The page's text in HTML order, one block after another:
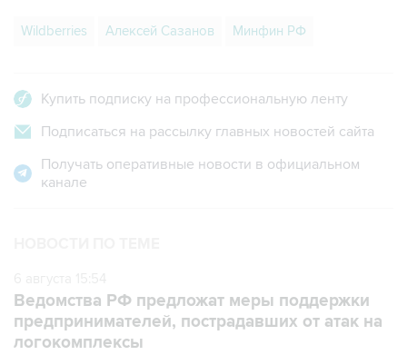
Wildberries Алексей Сазанов Минфин РФ
Купить подписку на профессиональную ленту
Подписаться на рассылку главных новостей сайта
Получать оперативные новости в официальном
канале
Ведомства РФ предложат меры поддержки
предпринимателей, пострадавших от атак на
логокомплексы